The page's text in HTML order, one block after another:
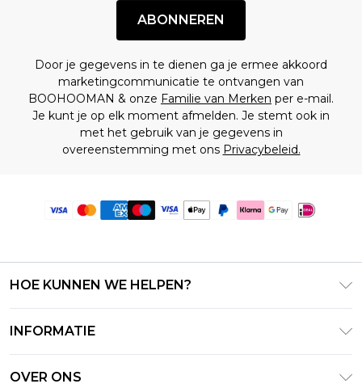
ABONNEREN
Door je gegevens in te dienen ga je ermee akkoord
marketingcommunicatie te ontvangen van
BOOHOOMAN & onze Familie van Merken per e-mail.
Je kunt je op elk moment afmelden. Je stemt ook in
met het gebruik van je gegevens in
overeenstemming met ons Privacybeleid.
HOE KUNNEN WE HELPEN?
Retourneer uw bestelling
INFORMATIE
OVER ONS